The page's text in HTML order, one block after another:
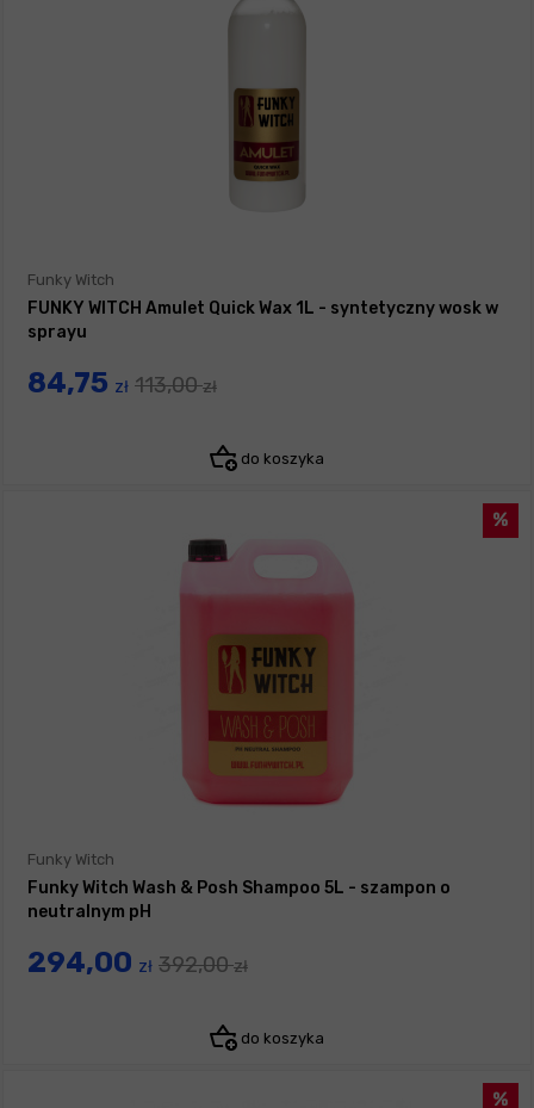
Funky Witch
FUNKY WITCH Amulet Quick Wax 1L - syntetyczny wosk w
sprayu
84,75 zł 113,00zł
do koszyka
Funky Witch
Funky Witch Wash & Posh Shampoo 5L - szampon o
neutralnym pH
294,00 zł 392,00zł
do koszyka